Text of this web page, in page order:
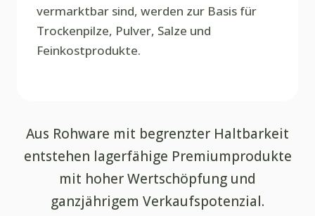
vermarktbar sind, werden zur Basis für
Trockenpilze, Pulver, Salze und
Feinkostprodukte.
Aus Rohware mit begrenzter Haltbarkeit
entstehen lagerfähige Premiumprodukte
mit hoher Wertschöpfung und
ganzjährigem Verkaufspotenzial.